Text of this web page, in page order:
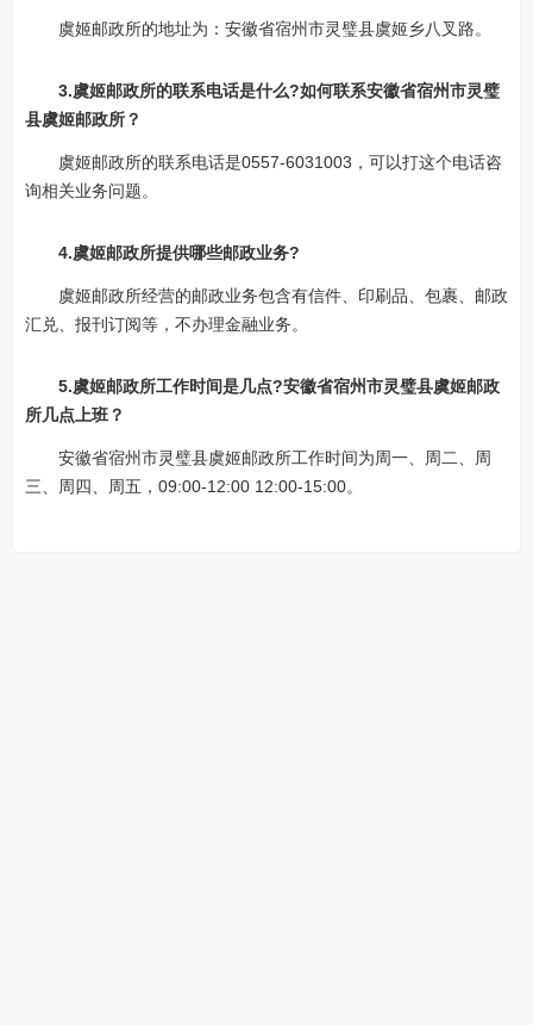
虞姬邮政所的地址为：安徽省宿州市灵璧县虞姬乡八叉路。
3.虞姬邮政所的联系电话是什么?如何联系安徽省宿州市灵璧
县虞姬邮政所？
虞姬邮政所的联系电话是0557-6031003，可以打这个电话咨
询相关业务问题。
4.虞姬邮政所提供哪些邮政业务?
虞姬邮政所经营的邮政业务包含有信件、印刷品、包裹、邮政
汇兑、报刊订阅等，不办理金融业务。
5.虞姬邮政所工作时间是几点?安徽省宿州市灵璧县虞姬邮政
所几点上班？
安徽省宿州市灵璧县虞姬邮政所工作时间为周一、周二、周
三、周四、周五，09:00-12:00 12:00-15:00。